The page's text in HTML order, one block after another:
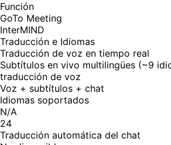
Función
GoTo Meeting
InterMIND
Traducción e Idiomas
Traducción de voz en tiempo real
Subtítulos en vivo multilingües (~9
traducción de voz
Voz + subtítulos + chat
Idiomas soportados
N/A
24
Traducción automática del chat